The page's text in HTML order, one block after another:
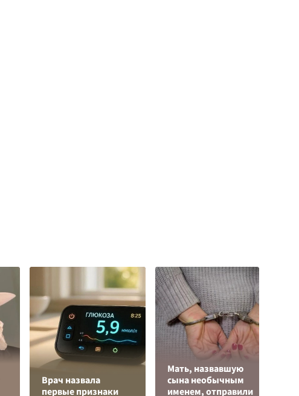
Врач назвала
первые признаки
Мать, назвавшую
сына необычным
именем, отправили